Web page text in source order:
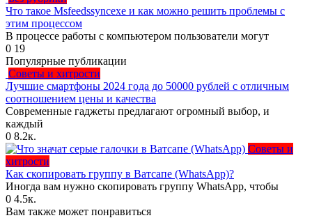
Что такое Msfeedssyncexe и как можно решить проблемы с
этим процессом
В процессе работы с компьютером пользователи могут
0 19
Популярные публикации
Советы и хитрости
Лучшие смартфоны 2024 года до 50000 рублей с отличным
соотношением цены и качества
Современные гаджеты предлагают огромный выбор, и
каждый
0 8.2к.
Советы и
хитрости
Как скопировать группу в Ватсапе (WhatsApp)?
Иногда вам нужно скопировать группу WhatsApp, чтобы
0 4.5к.
Вам также может понравиться